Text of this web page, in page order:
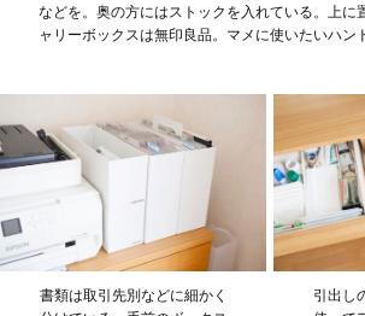
などを。奥の方にはストックを入れている。上に
ャリーボックスは無印良品。マメに使いたいハン
書類は取引先別などに細かく
引出し